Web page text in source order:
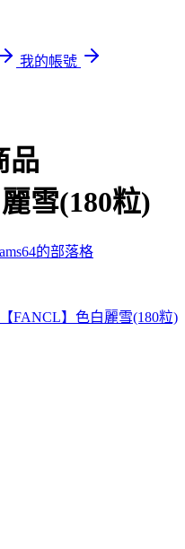
我的帳號
品
雪(180粒)
的部落格
【FANCL】色白麗雪(180粒)